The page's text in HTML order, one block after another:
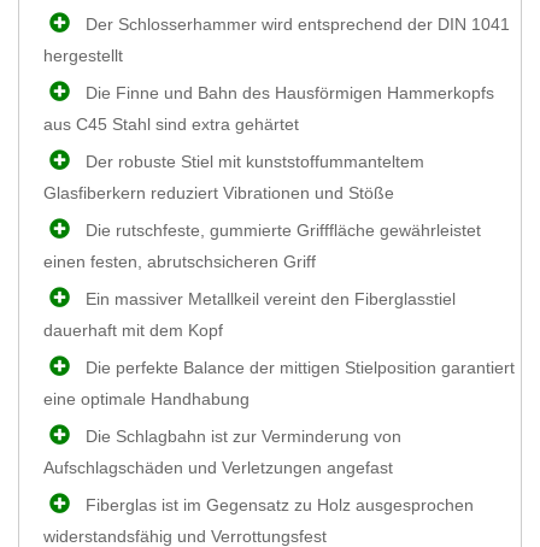
Der Schlosserhammer wird entsprechend der DIN 1041
hergestellt
Die Finne und Bahn des Hausförmigen Hammerkopfs
aus C45 Stahl sind extra gehärtet
Der robuste Stiel mit kunststoffummanteltem
Glasfiberkern reduziert Vibrationen und Stöße
Die rutschfeste, gummierte Grifffläche gewährleistet
einen festen, abrutschsicheren Griff
Ein massiver Metallkeil vereint den Fiberglasstiel
dauerhaft mit dem Kopf
Die perfekte Balance der mittigen Stielposition garantiert
eine optimale Handhabung
Die Schlagbahn ist zur Verminderung von
Aufschlagschäden und Verletzungen angefast
Fiberglas ist im Gegensatz zu Holz ausgesprochen
widerstandsfähig und Verrottungsfest